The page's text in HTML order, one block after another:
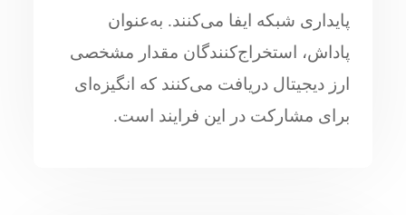
پایداری شبکه ایفا می‌کنند. به‌عنوان
پاداش، استخراج‌کنندگان مقدار مشخصی
ارز دیجیتال دریافت می‌کنند که انگیزه‌ای
برای مشارکت در این فرایند است.